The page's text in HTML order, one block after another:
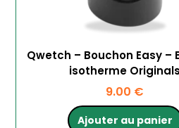
Qwetch – Bouchon Easy –
isotherme Originals
9.00 €
Ajouter au panier